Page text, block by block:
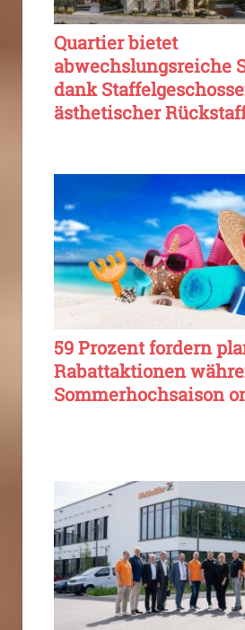
Quartier bietet
abwechslungsreiche
dank
ästhetischer
59 Prozent fordern
Rabattaktionen
Sommerhochsaison